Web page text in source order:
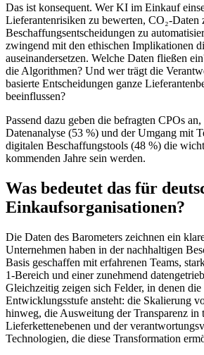
Das ist konsequent. Wer KI im Einkauf
Lieferantenrisiken zu bewerten, CO₂-Daten
Beschaffungsentscheidungen zu
zwingend mit den ethischen Implikationen
auseinandersetzen. Welche Daten fließen
die Algorithmen? Und wer trägt die
basierte Entscheidungen ganze
beeinflussen?
Passend dazu geben die befragten CPOs
Datenanalyse (53 %) und der Umgang mit
digitalen Beschaffungstools (48 %) die
kommenden Jahre sein werden.
Was bedeutet das für
Einkaufsorganisationen?
Die Daten des Barometers zeichnen ein
Unternehmen haben in der nachhaltigen
Basis geschaffen mit erfahrenen Teams,
1-Bereich und einer zunehmend
Gleichzeitig zeigen sich Felder, in denen die
Entwicklungsstufe ansteht: die Skalierung
hinweg, die Ausweitung der Transparenz in
Lieferkettenebenen und der
Technologien, die diese Transformation